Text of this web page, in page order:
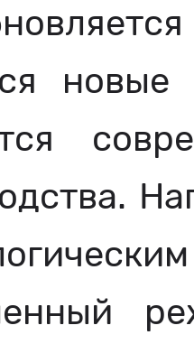
новые